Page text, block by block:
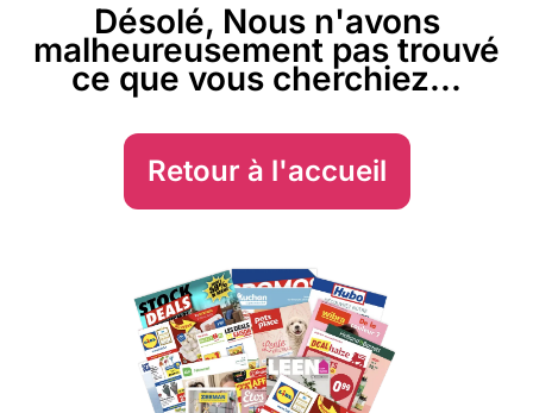
Désolé, Nous n'avons
malheureusement pas trouvé
ce que vous cherchiez...
Retour à l'accueil